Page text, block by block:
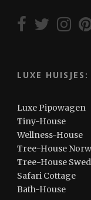
LUXE HUISJES:
Luxe Pipowagen
Tiny-House
Wellness-House
Tree-House
Tree-House
Safari Cottage
Bath-House